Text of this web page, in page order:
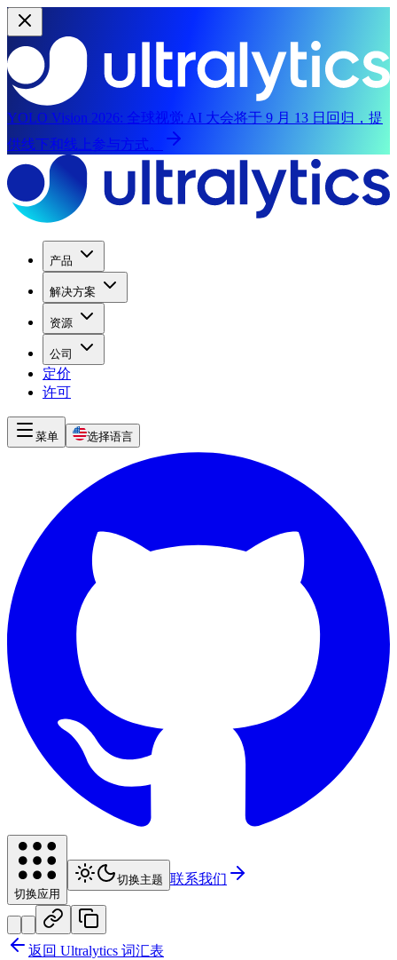
YOLO Vision 2026: 全球视觉 AI 大会将于 9 月 13 日回归，提
供线下和线上参与方式。
产品
解决方案
资源
公司
定价
许可
菜单 选择语言
切换应用
切换主题 联系我们
返回 Ultralytics 词汇表